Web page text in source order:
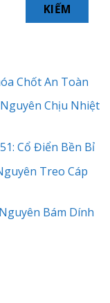
KIẾM
Chốt An Toàn
Chịu Nhiệt
Cổ Điển Bền Bỉ
Treo Cáp
Bám Dính